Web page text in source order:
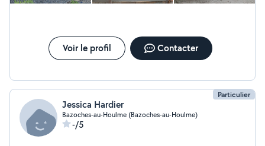
Voir le profil Contacter
Particulier
Jessica Hardier
Bazoches-au-Houlme (Bazoches-au-Houlme)
-/5